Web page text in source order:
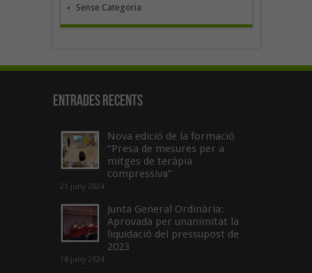
Sense Categoria
Entrades recents
Nova edició de la formació
“Presa de mesures per a
mitges de teràpia
compressiva”
21 juny 2024
Junta General Ordinària:
Aprovada per unanimitat la
liquidació del pressupost de
2023
18 juny 2024